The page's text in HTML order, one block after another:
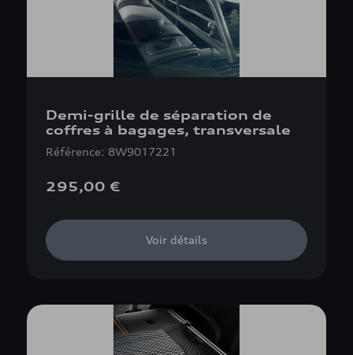
Demi-grille de séparation de
coffres à bagages, transversale
Référence: 8W9017221
295,00 €
Voir détails